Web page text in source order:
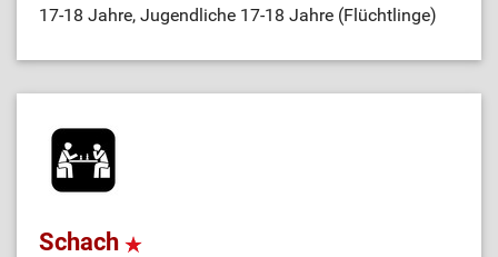
17-18 Jahre, Jugendliche 17-18 Jahre (Flüchtlinge)
Schach